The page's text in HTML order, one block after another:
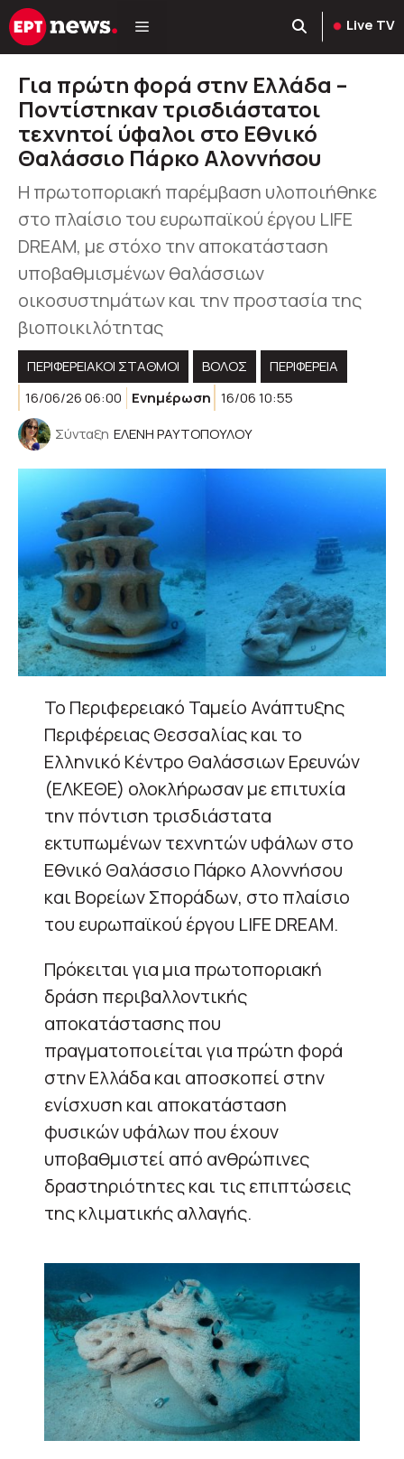
Μετάβαση
σε
Live TV
Για πρώτη φορά στην Ελλάδα –
Ποντίστηκαν τρισδιάστατοι
τεχνητοί ύφαλοι στο Εθνικό
Θαλάσσιο Πάρκο Αλοννήσου
Η πρωτοποριακή παρέμβαση υλοποιήθηκε
στο πλαίσιο του ευρωπαϊκού έργου LIFE
DREAM, με στόχο την αποκατάσταση
υποβαθμισμένων θαλάσσιων
οικοσυστημάτων και την προστασία της
βιοποικιλότητας
ΠΕΡΙΦΕΡΕΙΑΚΟΊ ΣΤΑΘΜΟΊ ΒΟΛΟΣ
ΠΕΡΙΦΈΡΕΙΑ
16/06/26 06:00
Ενημέρωση 16/06 10:55
Σύνταξη ΕΛΕΝΗ ΡΑΥΤΟΠΟΥΛΟΥ
Το Περιφερειακό Ταμείο Ανάπτυξης
Περιφέρειας Θεσσαλίας και το
Ελληνικό Κέντρο Θαλάσσιων Ερευνών
(ΕΛΚΕΘΕ) ολοκλήρωσαν με επιτυχία
την πόντιση τρισδιάστατα
εκτυπωμένων τεχνητών υφάλων στο
Εθνικό Θαλάσσιο Πάρκο Αλοννήσου
και Βορείων Σποράδων, στο πλαίσιο
του ευρωπαϊκού έργου LIFE DREAM.
Πρόκειται για μια πρωτοποριακή
δράση περιβαλλοντικής
αποκατάστασης που
πραγματοποιείται για πρώτη φορά
στην Ελλάδα και αποσκοπεί στην
ενίσχυση και αποκατάσταση
φυσικών υφάλων που έχουν
υποβαθμιστεί από ανθρώπινες
δραστηριότητες και τις επιπτώσεις
της κλιματικής αλλαγής.